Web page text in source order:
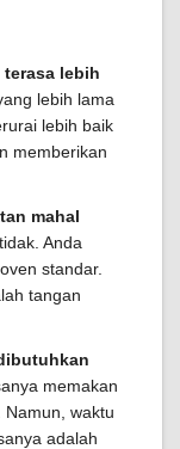
lebih
lebih lama
lebih baik
memberikan
mahal
Anda
standar.
tangan
memakan
waktu
adalah